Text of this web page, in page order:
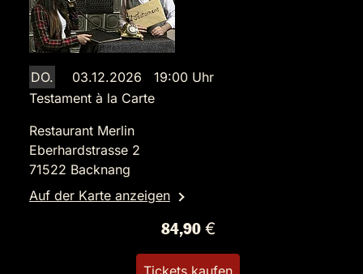
DO.
03.12.2026 19:00 Uhr
Testament à la Carte
Restaurant Merlin
Eberhardstrasse 2
71522 Backnang
Auf der Karte anzeigen
84,90 €